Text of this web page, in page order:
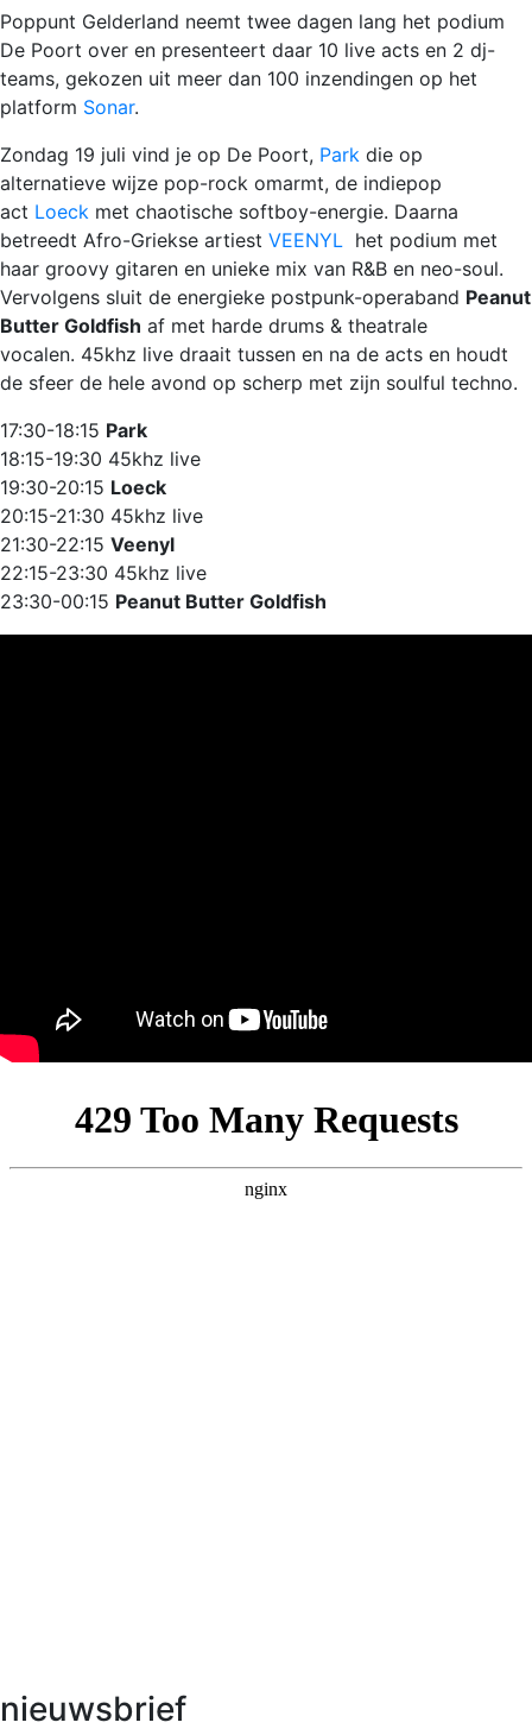
Poppunt Gelderland neemt twee dagen lang het podium
De Poort over en presenteert daar 10 live acts en 2 dj-
teams, gekozen uit meer dan 100 inzendingen op het
platform Sonar.
Zondag 19 juli vind je op De Poort, Park die op
alternatieve wijze pop-rock omarmt, de indiepop
act Loeck met chaotische softboy-energie. Daarna
betreedt Afro-Griekse artiest VEENYL het podium met
haar groovy gitaren en unieke mix van R&B en neo-soul.
Vervolgens sluit de energieke postpunk-operaband Peanut
Butter Goldfish af met harde drums & theatrale
vocalen. 45khz live draait tussen en na de acts en houdt
de sfeer de hele avond op scherp met zijn soulful techno.
17:30-18:15 Park
18:15-19:30 45khz live
19:30-20:15 Loeck
20:15-21:30 45khz live
21:30-22:15 Veenyl
22:15-23:30 45khz live
23:30-00:15 Peanut Butter Goldfish
nieuwsbrief